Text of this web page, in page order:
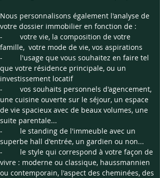
Nous personnalisons également l'analyse de
votre dossier immobilier en fonction de :
-	votre vie, la composition de votre
famille,  votre mode de vie, vos aspirations
- 	l'usage que vous souhaitez en faire tel
que votre résidence principale, ou un
investissement locatif
- 	vos souhaits personnels d'agencement,
une cuisine ouverte sur le séjour, un espace
de vie spacieux avec de beaux volumes, une
suite parentale...
- 	le standing de l'immeuble avec un
superbe hall d'entrée, un gardien ou non...
- 	le style qui correspond à votre façon de
vivre : moderne ou classique, haussmannien
ou contemporain, l'aspect des cheminées, des